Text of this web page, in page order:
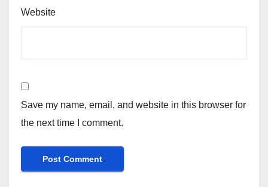
Website
Save my name, email, and website in this browser for
the next time I comment.